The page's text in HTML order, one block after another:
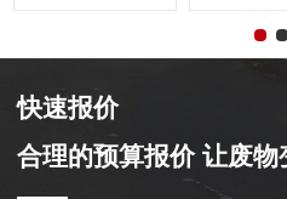
快速报价
合理的预算报价 让废